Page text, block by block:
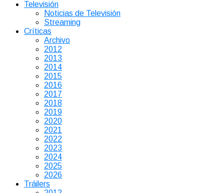
Televisión
Noticias de Televisión
Streaming
Críticas
Archivo
2012
2013
2014
2015
2016
2017
2018
2019
2020
2021
2022
2023
2024
2025
2026
Tráilers